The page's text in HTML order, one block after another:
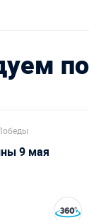
9 мая